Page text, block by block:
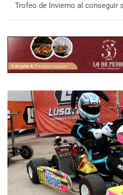
Trofeo de Invierno al conseguir